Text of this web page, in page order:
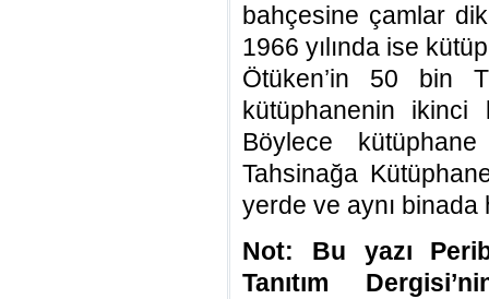
bahçesine çamlar
1966 yılında ise
Ötüken’in 50 bin
kütüphanenin ikinci
Böylece
Tahsinağa
yerde ve aynı
Not: Bu yazı
Tanıtım